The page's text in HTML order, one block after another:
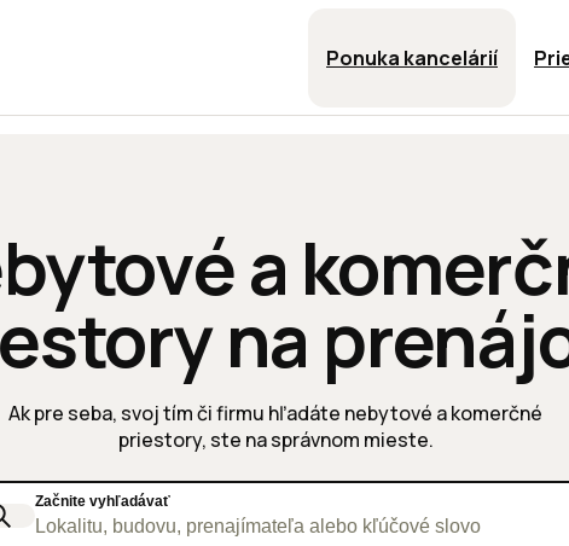
Ponuka kancelárií
a
na
Ak pre seba, svoj tím či firmu hľadáte nebytové a komerčné
priestory, ste na správnom mieste.
Začnite vyhľadávať
Lokalitu, budovu, prenajímateľa alebo kľúčové slovo